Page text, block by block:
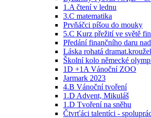
1.A čtení v lednu
3.C matematika
Prvňáčci píšou do mouky
5.C Kurz přežití ve světě
Předání finančního daru
Láska rohatá
Školní kolo německé
1D +1A Vánoční ZOO
Jarmark 2023
4.B Vánoční tvoření
1.D Advent, Mikuláš
1.D Tvoření na sněhu
Čtvrťáci talentíci -